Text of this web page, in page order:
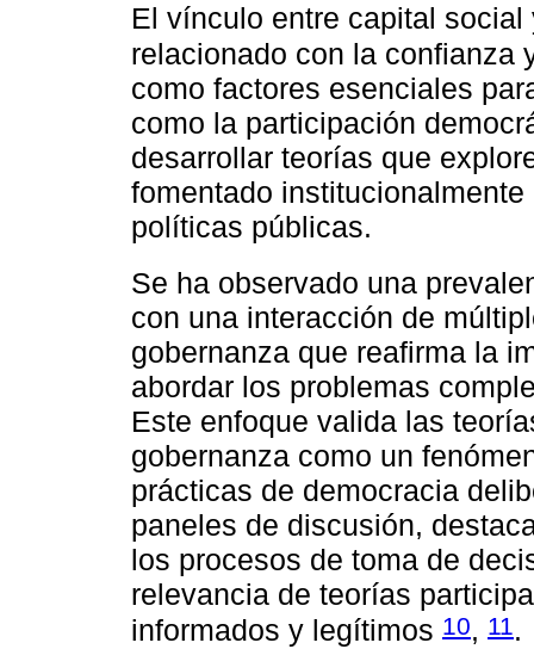
El vínculo entre capital
relacionado con la confianza
como factores esenciales
como la participación
desarrollar teorías que
fomentado
políticas públicas.
Se ha observado una
con una interacción de
gobernanza que reafirma la
abordar los problemas
Este enfoque valida las
gobernanza como un
prácticas de democracia
paneles de discusión,
los procesos de toma de
relevancia de teorías
informados y legítimos 10, 11.